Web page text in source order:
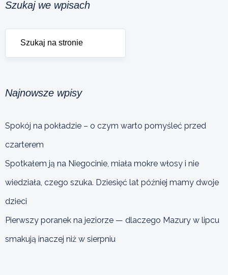
Szukaj we wpisach
Najnowsze wpisy
Spokój na pokładzie – o czym warto pomyśleć przed
czarterem
Spotkałem ją na Niegocinie, miała mokre włosy i nie
wiedziała, czego szuka. Dziesięć lat później mamy dwoje
dzieci
Pierwszy poranek na jeziorze — dlaczego Mazury w lipcu
smakują inaczej niż w sierpniu